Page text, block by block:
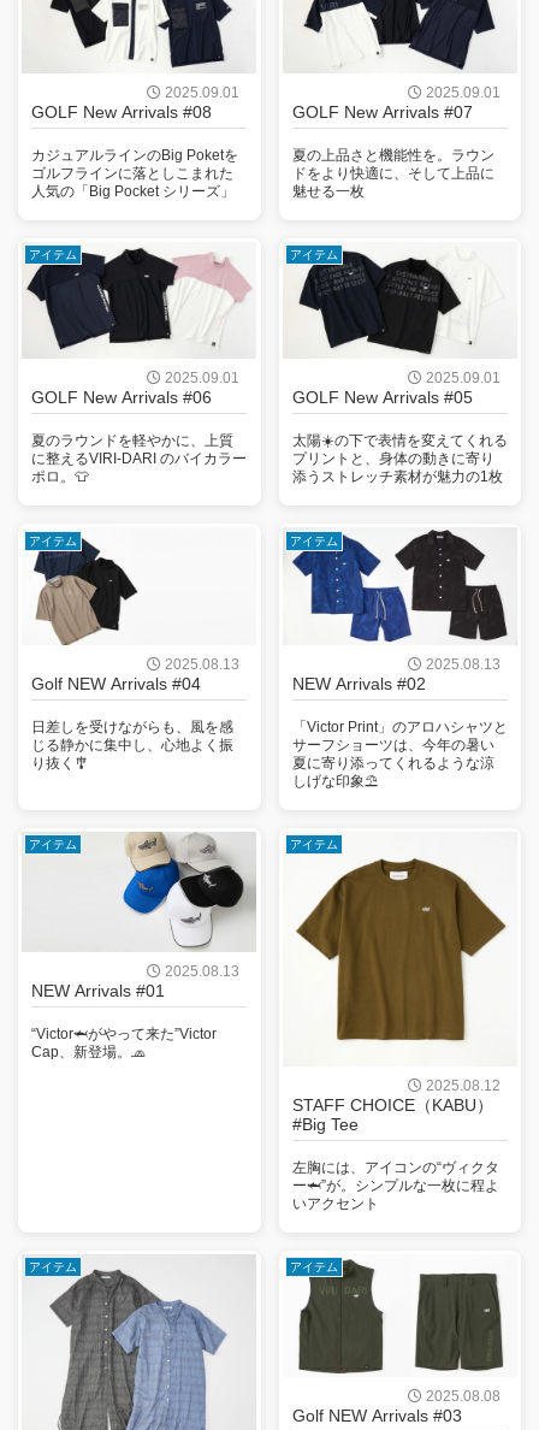
GOLF New Arrivals #08
カジュアルラインのBig Poketを
ゴルフラインに落としこまれた
人気の「Big Pocket シリーズ」
2025.09.01
GOLF New Arrivals #07
夏の上品さと機能性を。ラウン
ドをより快適に、そして上品に
魅せる一枚
2025.09.01
アイテム
GOLF New Arrivals #06
夏のラウンドを軽やかに、上質
に整えるVIRI-DARI のバイカラー
ポロ。👕
2025.09.01
アイテム
GOLF New Arrivals #05
太陽☀️の下で表情を変えてくれる
プリントと、身体の動きに寄り
添うストレッチ素材が魅力の1枚
2025.09.01
アイテム
Golf NEW Arrivals #04
日差しを受けながらも、風を感
じる静かに集中し、心地よく振
り抜く🎐
2025.08.13
アイテム
NEW Arrivals #02
「Victor Print」のアロハシャツと
サーフショーツは、今年の暑い
夏に寄り添ってくれるような涼
しげな印象⛱
2025.08.13
アイテム
NEW Arrivals #01
“Victor🦈がやって来た”Victor
Cap、新登場。🧢
2025.08.13
アイテム
STAFF CHOICE（KABU）
#Big Tee
左胸には、アイコンの“ヴィクタ
ー🦈”が。シンプルな一枚に程よ
いアクセント
2025.08.12
アイテム アイテム
Golf NEW Arrivals #03
2025.08.08